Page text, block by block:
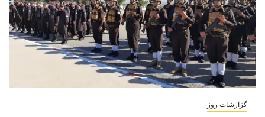
گزارشات روز